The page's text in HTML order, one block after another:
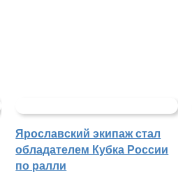
Ярославский экипаж стал
обладателем Кубка России
по ралли